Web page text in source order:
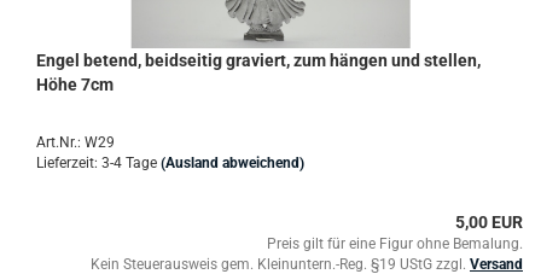
Engel betend, beidseitig graviert, zum hängen und stellen,
Höhe 7cm
Art.Nr.: W29
Lieferzeit: 3-4 Tage (Ausland abweichend)
5,00 EUR
Preis gilt für eine Figur ohne Bemalung.
Kein Steuerausweis gem. Kleinuntern.-Reg. §19 UStG zzgl. Versand